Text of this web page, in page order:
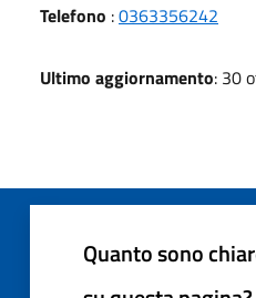
Telefono :0363356242
Ultimo aggiornamento: 30
Quanto sono